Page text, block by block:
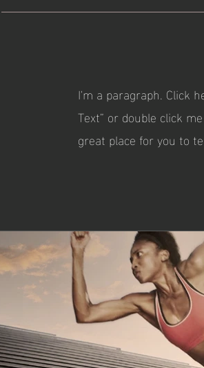
I'm a paragraph. Click
Text” or double click
great place for you to